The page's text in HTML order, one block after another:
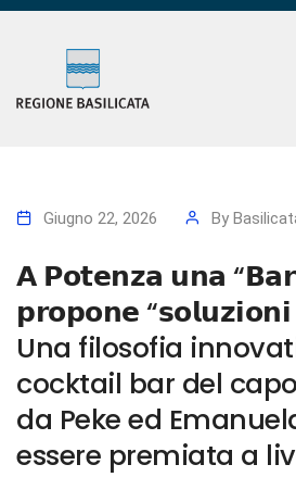
Giugno 22, 2026 By
𝗔 𝗣𝗼𝘁𝗲𝗻𝘇𝗮 𝘂𝗻𝗮
𝗽𝗿𝗼𝗽𝗼𝗻𝗲 “𝘀𝗼𝗹𝘂𝘇𝗶𝗼𝗻𝗶
Una filosofia
cocktail bar del
da Peke ed
essere premiata a